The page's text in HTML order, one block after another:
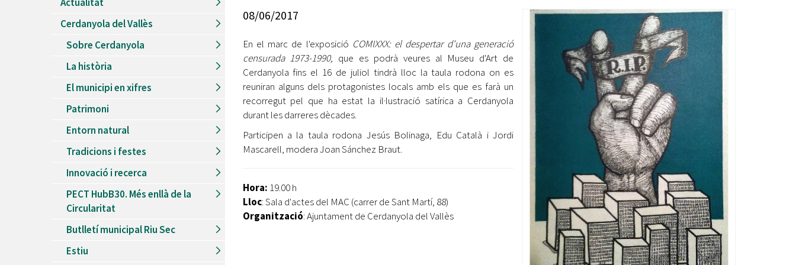
Recursos Humans
Ètica i Integritat
Retiment de Comptes
Accés a Informació Pública
Dades Obertes
Catàleg de Serveis i Tràmits
Del26/06/2026al30/08/2026
Patis oberts temporada d'estiu
Piscines d'estiu a Cerdanyola
Del01/06/2026al30/09/2026
Refugis climàtics a Cerdanyola
Jocs d'aigua del Parc Cordelles
Del01/07/2024al31/08/2026
Decorem! Conte 'La truita de nabius'
jove 2026
Cerdanyola opta a més de 5 milions d'euros del Pla de
Barris per transformar les Fontetes, Quatre Cantons i
l'entorn de l'avinguda Catalunya
El FIT presenta el cartell de la seva 16a edició i dona el
tret de sortida al festival
L’Ajuntament reparteix ulleres gratuïtes per veure
l'eclipsi solar
Entitats
Equipaments
Mercats Municipals
Webs Municipals
Cerdanyola del Vallès
Sobre Cerdanyola
La història
El municipi en xifres
Patrimoni
Entorn natural
Tradicions i festes
Innovació i recerca
PECT HubB30. Més enllà de la
Circularitat
Butlletí municipal Riu Sec
Estiu
08/06/2017
En el marc de l'exposició COMIXXX: el despertar d'una generació
censurada 1973-1990, que es podrà veures al Museu d'Art de
Cerdanyola fins el 16 de juliol tindrà lloc la taula rodona on es
reuniran alguns dels protagonistes locals amb els que es farà un
recorregut pel que ha estat la il·lustració satírica a Cerdanyola
durant les darreres dècades.
Participen a la taula rodona Jesús Bolinaga, Edu Català i Jordi
Mascarell, modera Joan Sánchez Braut.
Hora: 19.00 h
Lloc: Sala d'actes del MAC (carrer de Sant Martí, 88)
Organització: Ajuntament de Cerdanyola del Vallès